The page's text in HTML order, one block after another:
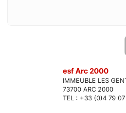
esf Arc 2000
IMMEUBLE LES
73700 ARC 2000
TEL : +33 (0)4 79